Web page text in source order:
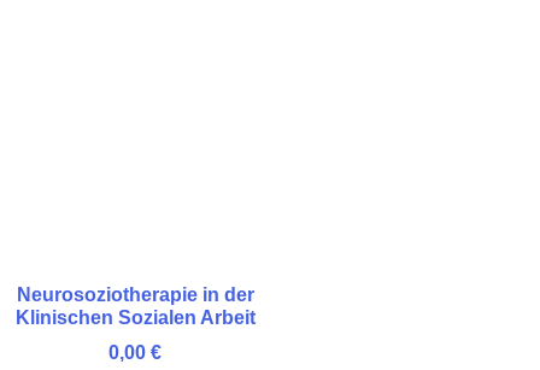
Neurosoziotherapie in der
Klinischen Sozialen Arbeit
0,00 €